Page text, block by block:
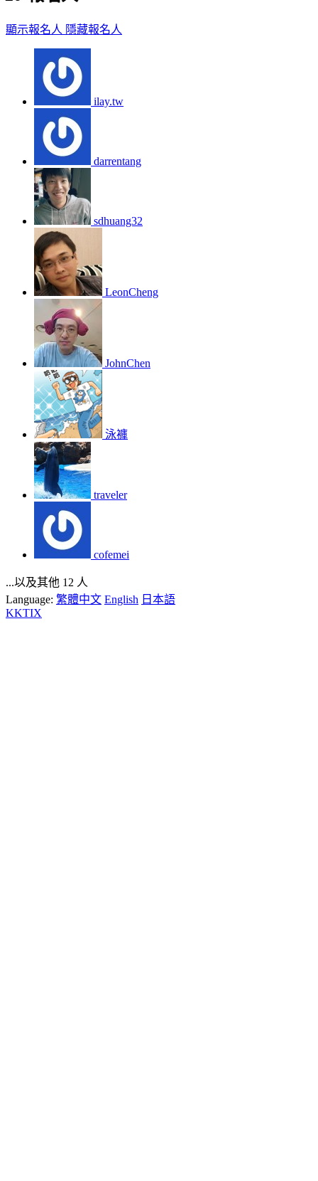
顯示報名人 隱藏報名人
ilay.tw
darrentang
sdhuang32
LeonCheng
JohnChen
泳褲
traveler
cofemei
...以及其他 12 人
Language: 繁體中文 English 日本語
KKTIX